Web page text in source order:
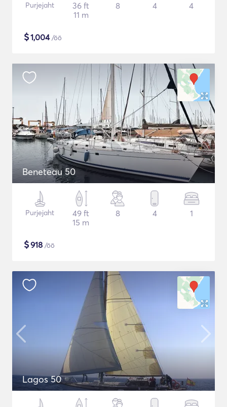
Purjejaht
36 ft
11 m
8 4 4
$1,004/öö
Beneteau 50
Purjejaht
49 ft
15 m
8 4 1
$918 /öö
Lagos 50